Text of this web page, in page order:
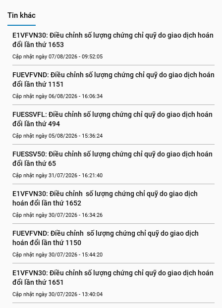
Tin khác
E1VFVN30: Điều chỉnh số lượng chứng chỉ quỹ do giao dịch hoán
đổi lần thứ 1653
Cập nhật ngày 07/08/2026 - 09:52:05
FUEVFVND: Điều chỉnh số lượng chứng chỉ quỹ do giao dịch hoán
đổi lần thứ 1151
Cập nhật ngày 06/08/2026 - 16:06:34
FUESSVFL: Điều chỉnh số lượng chứng chỉ quỹ do giao dịch hoán
đổi lần thứ 494
Cập nhật ngày 05/08/2026 - 15:36:24
FUESSV50: Điều chỉnh số lượng chứng chỉ quỹ do giao dịch hoán
đổi lần thứ 65
Cập nhật ngày 31/07/2026 - 16:21:40
E1VFVN30: Điều chỉnh  số lượng chứng chỉ quỹ do giao dịch
hoán đổi lần thứ 1652
Cập nhật ngày 30/07/2026 - 16:34:26
FUEVFVND: Điều chỉnh  số lượng chứng chỉ quỹ do giao dịch
hoán đổi lần thứ 1150
Cập nhật ngày 30/07/2026 - 15:44:20
E1VFVN30: Điều chỉnh số lượng chứng chỉ quỹ do giao dịch hoán
đổi lần thứ 1651
Cập nhật ngày 30/07/2026 - 13:40:04